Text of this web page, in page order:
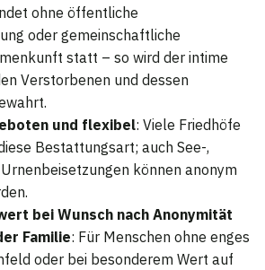
ohne öffentliche
oder gemeinschaftliche
statt – so wird der intime
Verstorbenen und dessen
und flexibel: Viele Friedhöfe
Bestattungsart; auch See-,
können anonym
bei Wunsch nach Anonymität
Familie: Für Menschen ohne enges
oder bei besonderem Wert auf